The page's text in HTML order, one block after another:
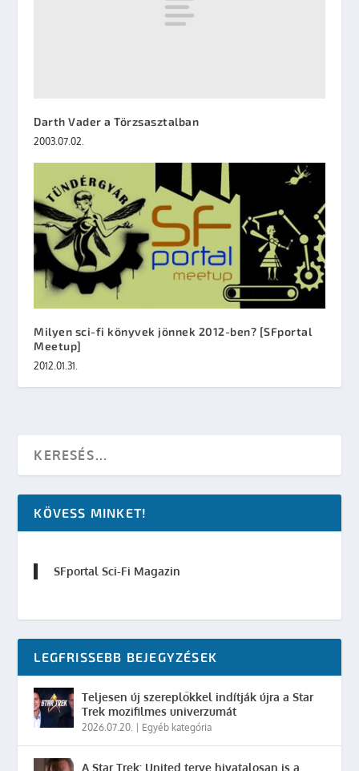
Darth Vader a Törzsasztalban
2003.07.02.
Milyen sci-fi könyvek jönnek 2012-ben? [SFportal
Meetup]
2012.01.31.
KÖVESS MINKET!
SFportal Sci-Fi Magazin
LEGFRISSEBB BEJEGYZÉSEK
Teljesen új szereplőkkel indítják újra a Star
Trek mozifilmes univerzumát
2026.07.20. | Egyéb kategória
A Star Trek: United terve hivatalosan is a